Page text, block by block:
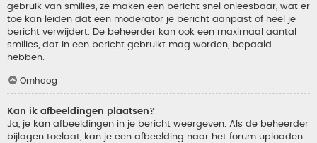
gebruik van smilies, ze maken een bericht snel onleesbaar, wat er
toe kan leiden dat een moderator je bericht aanpast of heel je
bericht verwijdert. De beheerder kan ook een maximaal aantal
smilies, dat in een bericht gebruikt mag worden, bepaald
hebben.
Omhoog
Kan ik afbeeldingen plaatsen?
Ja, je kan afbeeldingen in je bericht weergeven. Als de beheerder
bijlagen toelaat, kan je een afbeelding naar het forum uploaden.